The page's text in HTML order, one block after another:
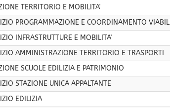
TERRITORIO E MOBILITA'
PROGRAMMAZIONE E COORDINAMENTO
INFRASTRUTTURE E MOBILITA'
AMMINISTRAZIONE TERRITORIO E TRASPORTI
SCUOLE EDILIZIA E PATRIMONIO
STAZIONE UNICA APPALTANTE
EDILIZIA